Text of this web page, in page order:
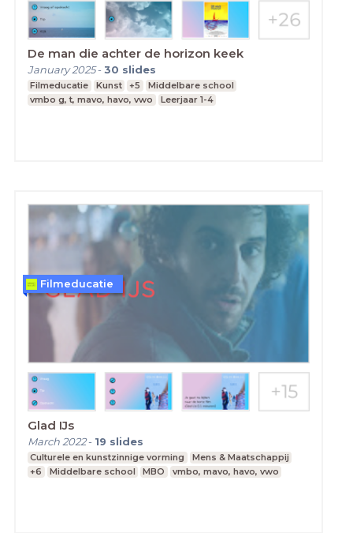
De man die achter de horizon keek
January 2025-30 slides
Filmeducatie Kunst +5
Middelbare school
vmbo g, t, mavo, havo, vwo
Leerjaar 1-4
Glad IJs
March 2022- 19 slides
Culturele en kunstzinnige vorming
Mens & Maatschappij
+6
Middelbare school MBO vmbo, mavo, havo, vwo
Filmeducatie